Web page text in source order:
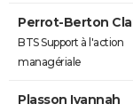
Perrot-Berton
BTS Support à l'action
managériale
Plasson Ivannah